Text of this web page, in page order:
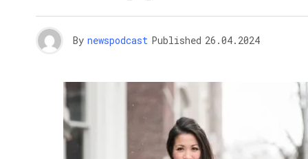
By newspodcast Published 26.04.2024